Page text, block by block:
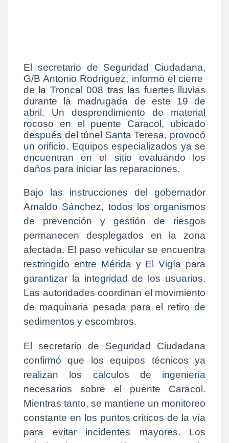
El secretario de Seguridad Ciudadana,
G/B Antonio Rodríguez, informó el cierre
de la Troncal 008 tras las fuertes lluvias
durante la madrugada de este 19 de
abril. Un desprendimiento de material
rocoso en el puente Caracol, ubicado
después del túnel Santa Teresa, provocó
un orificio. Equipos especializados ya se
encuentran en el sitio evaluando los
daños para iniciar las reparaciones.
Bajo las instrucciones del gobernador
Arnaldo Sánchez, todos los organismos
de prevención y gestión de riesgos
permanecen desplegados en la zona
afectada. El paso vehicular se encuentra
restringido entre Mérida y El Vigía para
garantizar la integridad de los usuarios.
Las autoridades coordinan el movimiento
de maquinaria pesada para el retiro de
sedimentos y escombros.
El secretario de Seguridad Ciudadana
confirmó que los equipos técnicos ya
realizan los cálculos de ingeniería
necesarios sobre el puente Caracol.
Mientras tanto, se mantiene un monitoreo
constante en los puntos críticos de la vía
para evitar incidentes mayores. Los